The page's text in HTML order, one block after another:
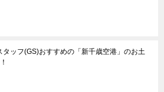
タッフ(GS)おすすめの「新千歳空港」のお土